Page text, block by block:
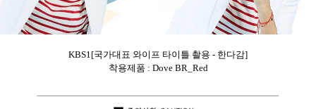
KBS1[국가대표 와이프 타이틀 촬용 - 한다감]
착용제품 : Dove BR_Red